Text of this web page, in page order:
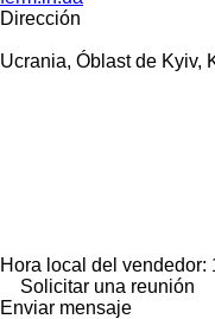
Dirección
Ucrania, Óblast de Kyiv,
Hora local del vendedor:
Solicitar una reunión
Enviar mensaje